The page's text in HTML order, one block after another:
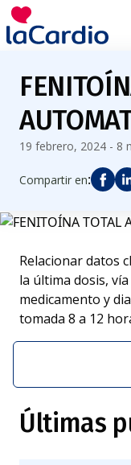
19 febrero, 2024 - 8
Compartir en:
Relacionar datos
la última dosis,
medicamento y
tomada 8 a 12
Últimas